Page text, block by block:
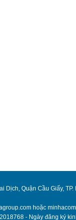
Dịch, Quận Cầu Giấy, TP.
hoặc
- Ngày đăng ký